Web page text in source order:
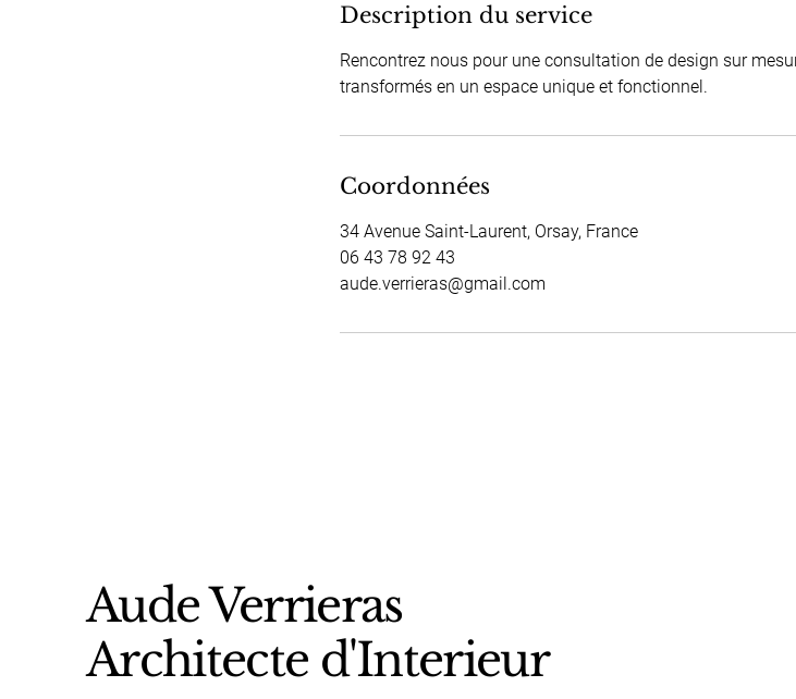
m
n
Description du service
Rencontrez nous pour une consultation de design sur
transformés en un espace unique et fonctionnel.
Coordonnées
34 Avenue Saint-Laurent, Orsay, France
06 43 78 92 43
aude.verrieras@gmail.com
Aude Verrieras
Architecte d'Interieur